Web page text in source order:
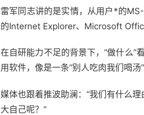
雷军同志讲的是实情，从用户*的
的Internet Explorer、Microsoft
在自研能力不足的背景下，“做什么
用软件，像是一条“别人吃肉我们喝汤”
媒体也跟着推波助澜：“我们有什么
大自己呢？”